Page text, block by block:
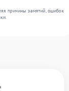
причины замятий, ошибок